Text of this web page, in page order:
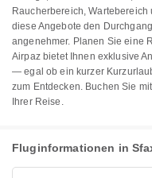
Raucherbereich,
diese Angebote den
angenehmer. Planen Sie eine
Airpaz bietet Ihnen exklusive
— egal ob ein kurzer
zum Entdecken. Buchen Sie
Ihrer Reise.
Fluginformationen in